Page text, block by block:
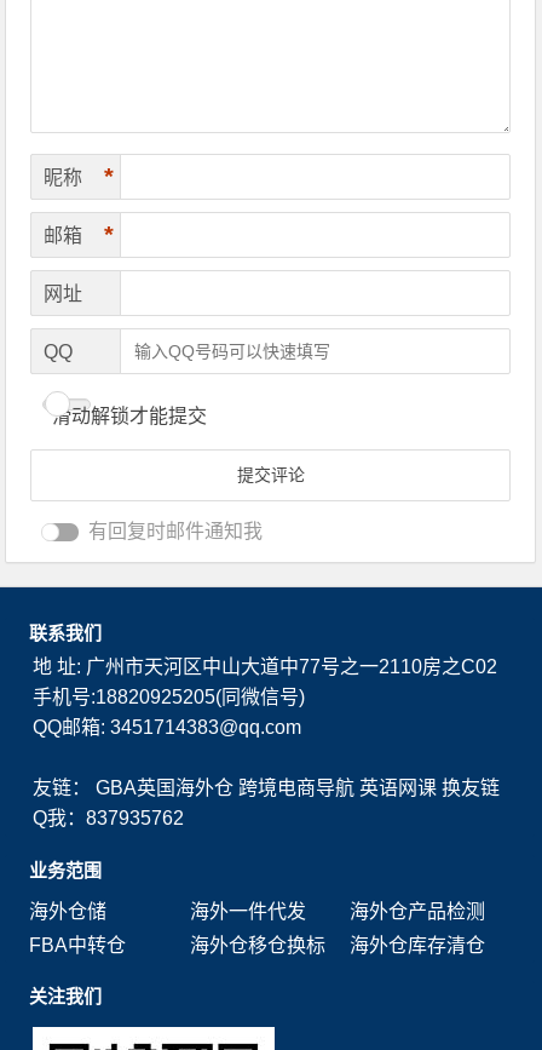
昵称 *
邮箱 *
网址
QQ
滑动解锁才能提交
有回复时邮件通知我
联系我们
地 址: 广州市天河区中山大道中77号之一2110房之C02
手机号:18820925205(同微信号)
QQ邮箱: 3451714383@qq.com
友链：GBA英国海外仓 跨境电商导航 英语网课 换友链
Q我：837935762
业务范围
海外仓储
海外一件代发
海外仓产品检测
FBA中转仓
海外仓移仓换标 海外仓库存清仓
关注我们